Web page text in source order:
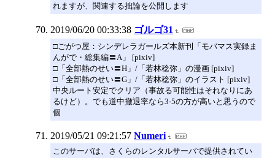
れますが、関連する拙論を公開します
2019/06/20 00:33:38 ゴルゴ31
□ごがつ屋：シンデレラガールズ本新刊「モバマス実録ま
んがで・総集編〓A」 [pixiv]
□「全部熱のせい〓H」/「若林稔弥」の漫画 [pixiv]
□「全部熱のせい〓G」/「若林稔弥」のイラスト [pixiv]
中央ルート安定でクリア（事故る可能性はそれなりにあ
るけど）。でも道中撤退率なら3-5の方が高いと思うので
個
2019/05/21 09:21:57 Numeri
このサーバは、さくらのレンタルサーバで提供されてい